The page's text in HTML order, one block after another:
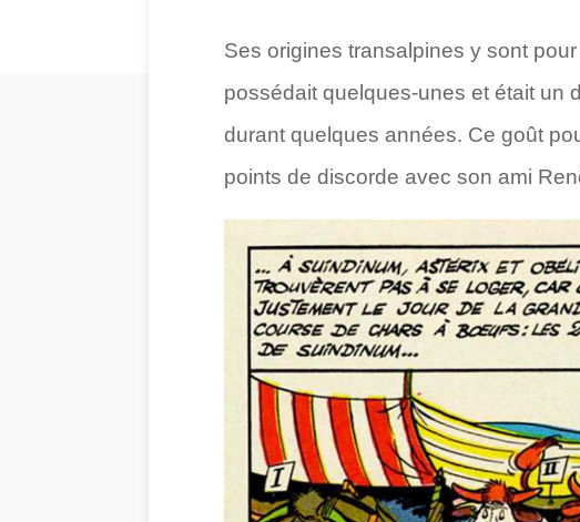
Ses origines transalpines y sont
possédait quelques-unes et était un
durant quelques années. Ce goût
points de discorde avec son ami